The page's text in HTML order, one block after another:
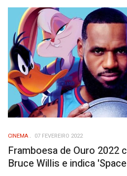
CINEMA 07 FEVEREIRO 2022
Framboesa de Ouro 2022
Bruce Willis e indica